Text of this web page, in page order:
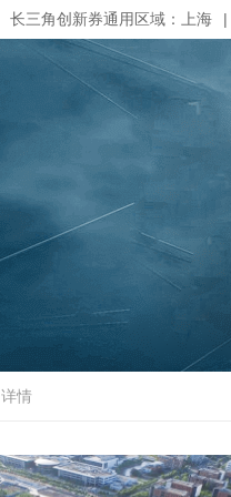
长三角创新券通用区域： 上海 |
详情